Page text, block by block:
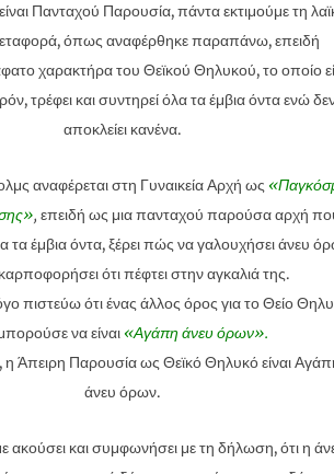
Πανταχού Παρουσία, πάντα εκτιμούμε τη
όπως αναφέρθηκε παραπάνω, επειδή
χαρακτήρα του Θεϊκού Θηλυκού, το οποίο
τρέφει και συντηρεί όλα τα έμβια όντα ενώ
αποκλείει κανένα.
αναφέρεται στη Γυναικεία Αρχή ως
, επειδή ως μια πανταχού παρούσα αρχή
τα έμβια όντα, ξέρει πώς να γαλουχήσει άνευ
ότι πέφτει στην αγκαλιά της.
πιστεύω ότι ένας άλλος όρος για το Θείο
να είναι «Αγάπη άνευ όρων».
η Άπειρη Παρουσία ως Θεϊκό Θηλυκό είναι
άνευ όρων.
ακούσει και συμφωνήσει με τη δήλωση, ότι η